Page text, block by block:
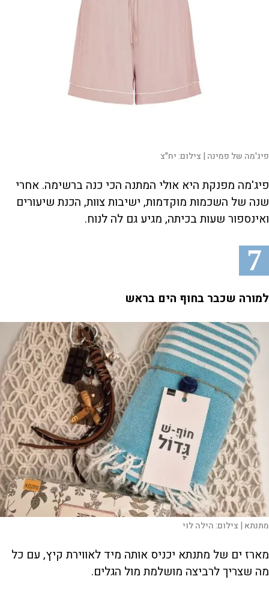
פיג'מה של פמינה | צילום:יח"צ
פיג'מה מפנקת היא אולי המתנה הכי כנה ברשימה. אחרי
שנה של השכמות מוקדמות, ישיבות צוות, הכנת שיעורים
ואינספור שעות בכיתה, מגיע גם לה לנוח.
7
למורה שכבר בחוף הים בראש
מתנתא | צילום:הילה לוי
מארז ים של מתנתא יכניס אותה מיד לאווירת קיץ, עם כל
מה שצריך לרביצה מושלמת מול הגלים.